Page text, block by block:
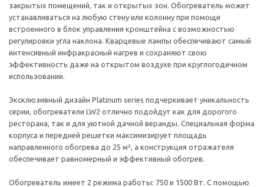
закрытых помещений, так и открытых зон. Обогреватель может
устанавливаться на любую стену или колонну при помощи
встроенного в блок управления кронштейна с возможностью
регулировки угла наклона. Кварцевые лампы обеспечивают самый
интенсивный инфракрасный нагрев и сохраняют свою
эффективность даже на открытом воздухе при круглогодичном
использовании.
Эксклюзивный дизайн Platinum series подчеркивает уникальность
серии, обогреватели LW2 отлично подойдут как для дорогого
ресторана, так и для уютной дачной веранды. Специальная форма
корпуса и передней решетки максимизирует площадь
направленного обогрева до 25 м², а конструкция отражателя
обеспечивает равномерный и эффективный обогрев.
Обогреватель имеет 2 режима работы: 750 и 1500 Вт. С помощью